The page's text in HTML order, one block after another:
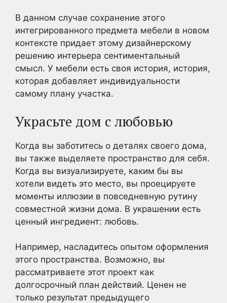
В данном случае сохранение этого
интегрированного предмета мебели в новом
контексте придает этому дизайнерскому
решению интерьера сентиментальный
смысл. У мебели есть своя история, история,
которая добавляет индивидуальности
самому плану участка.
Украсьте дом с любовью
Когда вы заботитесь о деталях своего дома,
вы также выделяете пространство для себя.
Когда вы визуализируете, каким бы вы
хотели видеть это место, вы проецируете
моменты иллюзии в повседневную рутину
совместной жизни дома. В украшении есть
ценный ингредиент: любовь.
Например, насладитесь опытом оформления
этого пространства. Возможно, вы
рассматриваете этот проект как
долгосрочный план действий. Ценен не
только результат предыдущего